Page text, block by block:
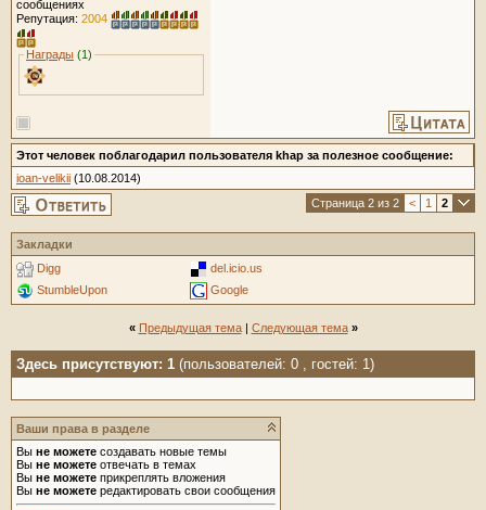
сообщениях
Репутация: 2004
Награды (1)
Этот человек поблагодарил пользователя khap за полезное сообщение:
ioan-velikii (10.08.2014)
Страница 2 из 2
< 1 2
Закладки
Digg
del.icio.us
StumbleUpon
Google
« Предыдущая тема| Следующая тема »
Здесь присутствуют: 1 (пользователей: 0 , гостей: 1)
Ваши права в разделе
Вы не можете создавать новые темы
Вы не можете отвечать в темах
Вы не можете прикреплять вложения
Вы не можете редактировать свои сообщения